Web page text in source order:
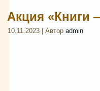
Акция «Книги
10.11.2023 | Автор admin